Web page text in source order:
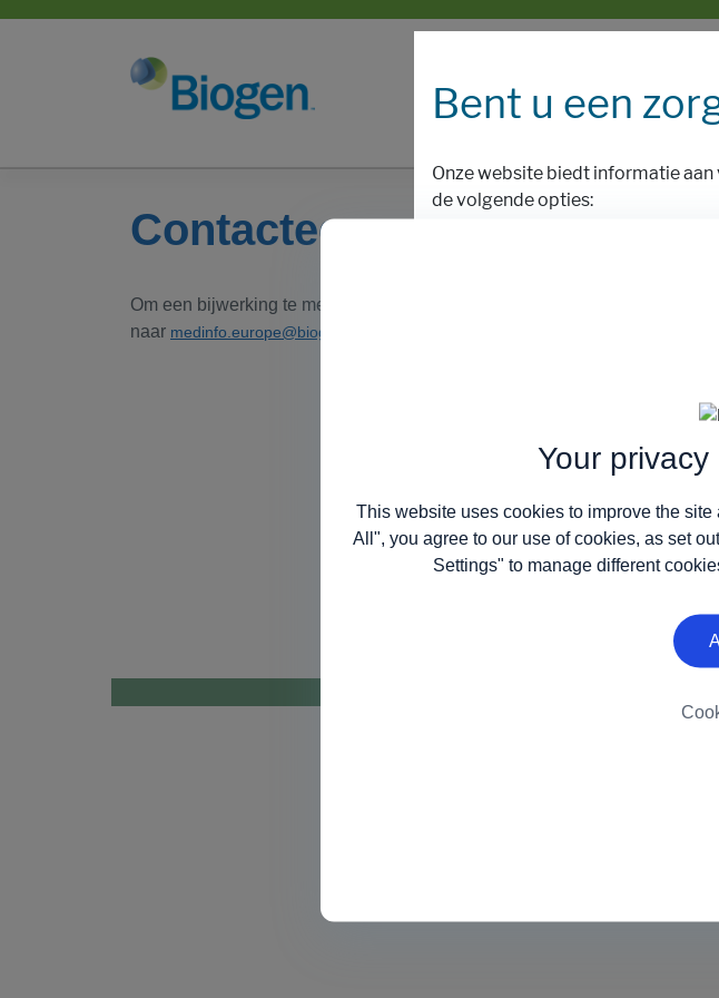
Your
This website uses cookies to improve the
All", you agree to our use of cookies, as set
Settings" to manage different
Contacteer ons
Om een bijwerking te melden, een productklacht in te dienen of om meer
naar medinfo.europe@biogen.com
Bent u een
Onze website biedt informatie
de volgende opties: